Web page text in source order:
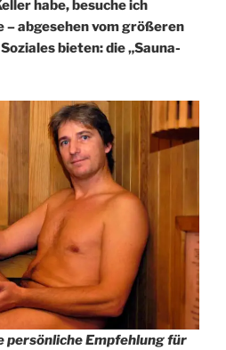
habe, besuche ich
– abgesehen vom größeren
bieten: die „Sauna-
persönliche Empfehlung für